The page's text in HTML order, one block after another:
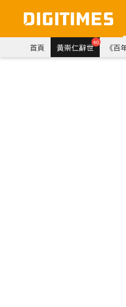
首頁 黃崇仁辭世40 《百